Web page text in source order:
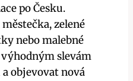
po Česku.
zelené
nebo malebné
slevám
objevovat nová